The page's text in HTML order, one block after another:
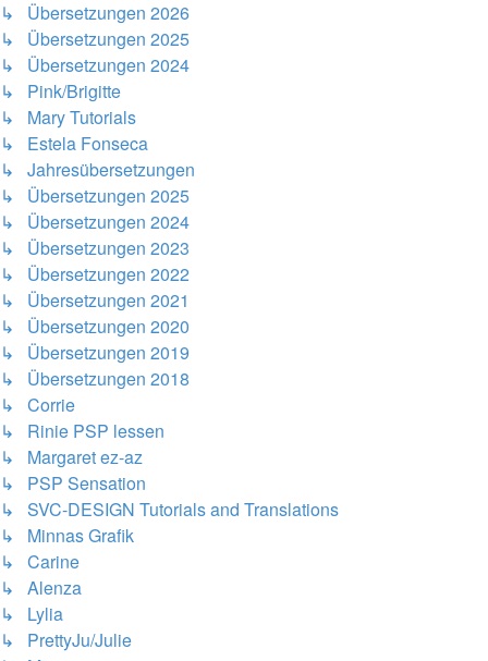
↳ Übersetzungen 2026
↳ Übersetzungen 2025
↳ Übersetzungen 2024
↳ Pink/Brigitte
↳ Mary Tutorials
↳ Estela Fonseca
↳ Jahresübersetzungen
↳ Übersetzungen 2025
↳ Übersetzungen 2024
↳ Übersetzungen 2023
↳ Übersetzungen 2022
↳ Übersetzungen 2021
↳ Übersetzungen 2020
↳ Übersetzungen 2019
↳ Übersetzungen 2018
↳ Corrie
↳ Rinie PSP lessen
↳ Margaret ez-az
↳ PSP Sensation
↳ SVC-DESIGN Tutorials and Translations
↳ Minnas Grafik
↳ Carine
↳ Alenza
↳ Lylia
↳ PrettyJu/Julie